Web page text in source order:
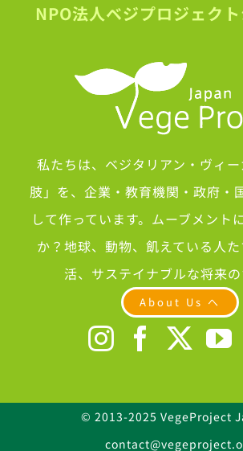
NPO法人ベジプロジェク
私たちは、ベジタリアン・ヴィ
肢」を、企業・教育機関・政府・
して作っています。ムーブメント
か？地球、動物、飢えている人
活、サステイナブルな将来の
About Us へ
© 2013-2025 VegeProject